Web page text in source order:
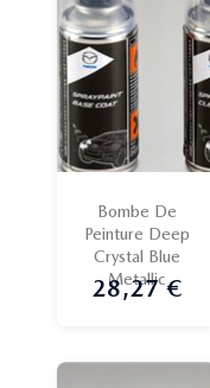
Bombe De
Peinture Deep
Crystal Blue
Metallic
Prix
28,27 €